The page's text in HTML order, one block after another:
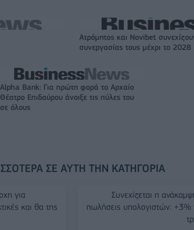
Ατρόμητος και Novibet
συνεργασίας τους μέχρι το 2028
Alpha Bank: Για πρώτη φορά το Αρχαίο
Θέατρο Επιδαύρου άνοιξε τις πύλες του
σε όλους
ΣΕ ΑΥΤΉ ΤΗΝ ΚΑΤΗΓΟΡΊΑ
για
και θα της
Συνεχίζεται η
πωλήσεις υπολογιστών: +3%